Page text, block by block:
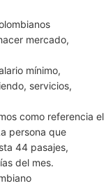
mercado,
mínimo,
servicios,
como referencia el
persona que
44 pasajes,
del mes.